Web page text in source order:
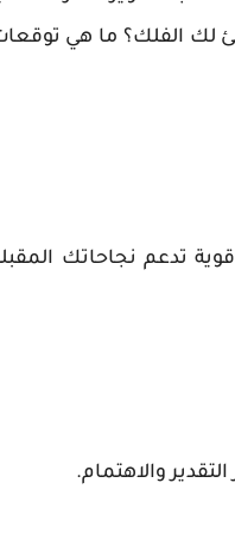
لك الفلك؟ ما هي
تدعم نجاحاتك
والاهتمام.